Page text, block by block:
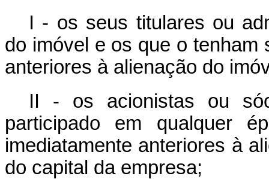
I - os seus titulares ou
do imóvel e os que o tenham
anteriores à alienação do
II - os acionistas ou
participado em qualquer
imediatamente anteriores à
do capital da empresa;